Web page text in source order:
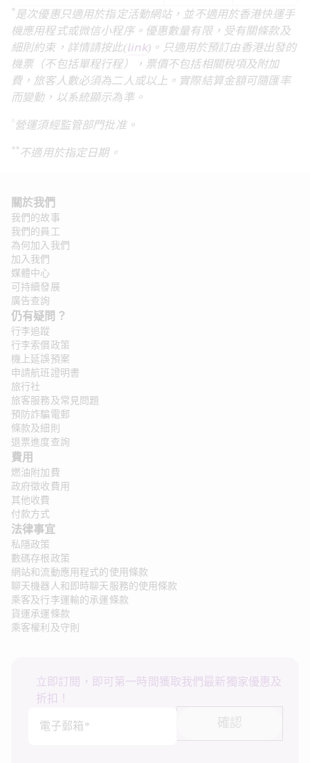
*是次優惠只適用於指定活動網站，並不適用於香港快運手
機應用程式或微信小程序。優惠數量有限，受有關條款及
細則約束，詳情請按此(link) 。只適用於預訂由香港出發的
機票（不包括單程行程），票價不包括相關稅項及附加
費，旅客人數必須為二人或以上。實際結算金額可隨匯率
而變動，以系統顯示為準。
營運須經監管部門批准。
**不適用於指定日期。
關於我們
我們的故事
我們的員工
為何加入我們
加入我們
媒體中心
可持續發展
廣告查詢
仍有疑問？
行李追蹤
行李索償政策
機上延誤預案
申請航班證明書
旅行社
旅客服務及常見問題
預防詐騙電郵
條款及細則
退票進度查詢
費用
燃油附加費
政府徵收費用
其他收費
付款方式
法律事宜
私隱政策
數碼存根政策
網站和流動應用程式的使用條款
聊天機器人和即時聊天服務的使用條款
乘客及行李運輸的承運條款
貨運承運條款
乘客權利及守則
立即訂閱，即可第一時間獲取我們最新獨家優惠及
折扣！
電子郵箱*
確認